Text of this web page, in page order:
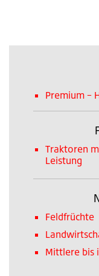
Premium –
Traktoren
Leistung
Feldfrüchte
Mittlere bis